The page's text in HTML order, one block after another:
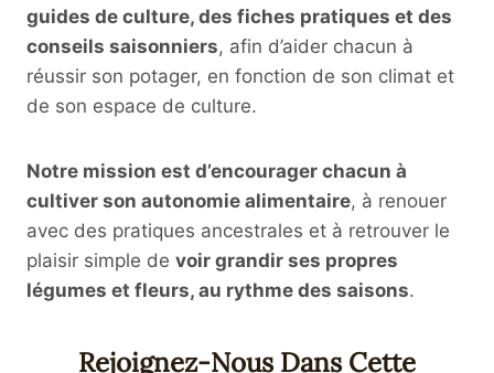
guides de culture, des fiches pratiques et des
conseils saisonniers, afin d’aider chacun à
réussir son potager, en fonction de son climat et
de son espace de culture.
Notre mission est d’encourager chacun à
cultiver son autonomie alimentaire, à renouer
avec des pratiques ancestrales et à retrouver le
plaisir simple de voir grandir ses propres
légumes et fleurs, au rythme des saisons.
Rejoignez-Nous Dans Cette